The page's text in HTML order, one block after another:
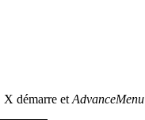
X démarre et AdvanceMenu